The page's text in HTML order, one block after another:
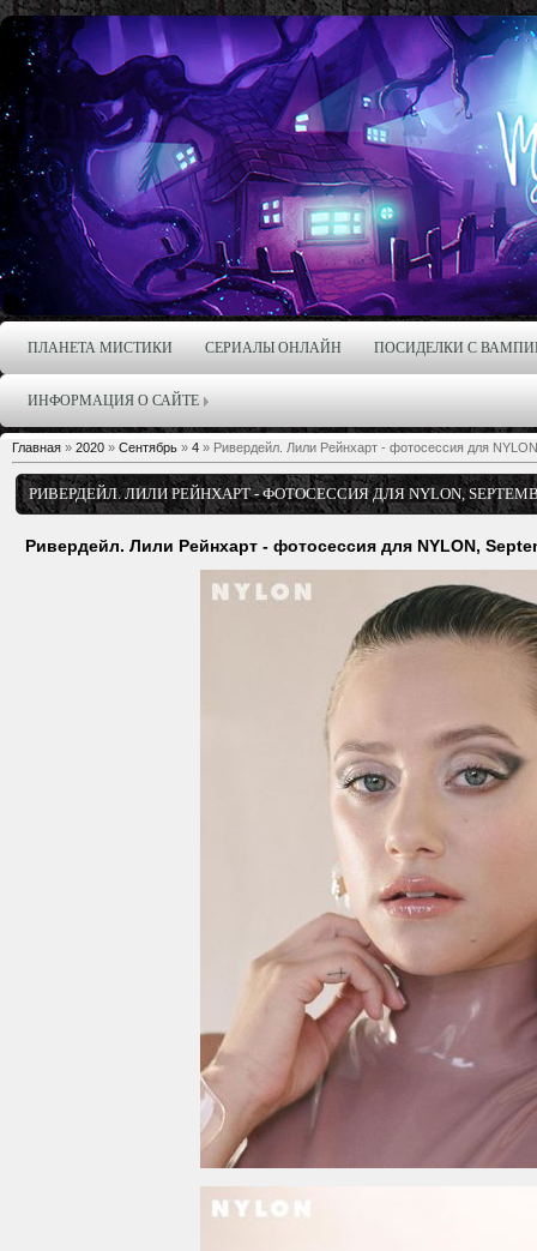
ПЛАНЕТА МИСТИКИ СЕРИАЛЫ ОНЛАЙН ПОСИДЕЛКИ С
ИНФОРМАЦИЯ О САЙТЕ
Главная » 2020 » Сентябрь » 4 » Ривердейл. Лили Рейнхарт - фотосессия для
РИВЕРДЕЙЛ. ЛИЛИ РЕЙНХАРТ - ФОТОСЕССИЯ ДЛЯ NYLON,
Ривердейл. Лили Рейнхарт - фотосессия для NYLON,